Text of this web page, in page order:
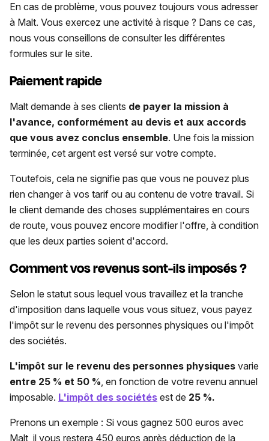
En cas de problème, vous pouvez toujours vous adresser
à Malt. Vous exercez une activité à risque ? Dans ce cas,
nous vous conseillons de consulter les différentes
formules sur le site.
Paiement rapide
Malt demande à ses clients de payer la mission à
l'avance, conformément au devis et aux accords
que vous avez conclus ensemble. Une fois la mission
terminée, cet argent est versé sur votre compte.
Toutefois, cela ne signifie pas que vous ne pouvez plus
rien changer à vos tarif ou au contenu de votre travail. Si
le client demande des choses supplémentaires en cours
de route, vous pouvez encore modifier l'offre, à condition
que les deux parties soient d'accord.
Comment vos revenus sont-ils imposés ?
Selon le statut sous lequel vous travaillez et la tranche
d'imposition dans laquelle vous vous situez, vous payez
l'impôt sur le revenu des personnes physiques ou l'impôt
des sociétés.
L'impôt sur le revenu des personnes physiques varie
entre 25 % et 50 %, en fonction de votre revenu annuel
imposable. L'impôt des sociétés est de 25 %.
Prenons un exemple : Si vous gagnez 500 euros avec
Malt, il vous restera 450 euros après déduction de la